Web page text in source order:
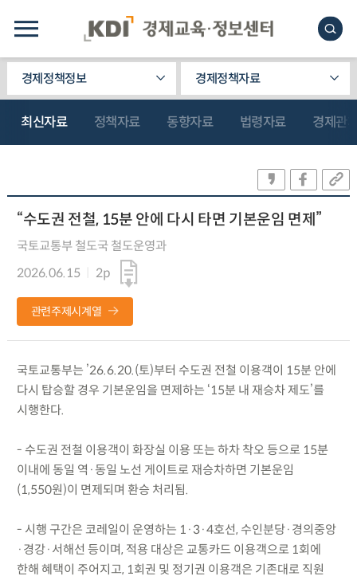
경제정책정보 경제정책자료
최신자료 정책자료 동향자료 법령자료 경제관
“수도권 전철, 15분 안에 다시 타면 기본운임 면제”
국토교통부 철도국 철도운영과
2026.06.15
2p
관련주제시계열
국토교통부는 ’26.6.20.(토)부터 수도권 전철 이용객이 15분 안에
다시 탑승할 경우 기본운임을 면제하는 ‘15분 내 재승차 제도’를
시행한다.
- 수도권 전철 이용객이 화장실 이용 또는 하차 착오 등으로 15분
이내에 동일 역·동일 노선 게이트로 재승차하면 기본운임
(1,550원)이 면제되며 환승 처리됨.
- 시행 구간은 코레일이 운영하는 1·3·4호선, 수인분당·경의중앙
·경강·서해선 등이며, 적용 대상은 교통카드 이용객으로 1회에
한해 혜택이 주어지고, 1회권 및 정기권 이용객은 기존대로 직원